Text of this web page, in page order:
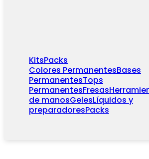
KitsPacks
Colores PermanentesBases
PermanentesTops
PermanentesFresas
de manosGelesLíquidos y
preparadoresPacks